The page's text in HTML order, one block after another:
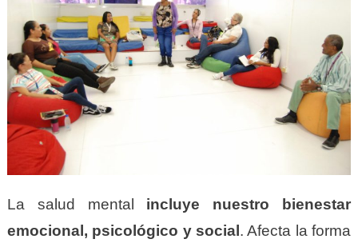
La salud mental incluye nuestro bienestar
emocional, psicológico y social. Afecta la forma